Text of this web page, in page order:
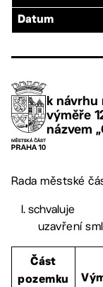
Datum
k návrhu
výměře
názvem
Rada městské
schvaluje
uzavření
Část
pozemku